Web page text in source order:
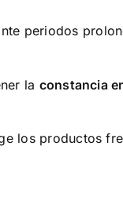
periodos
la constancia
los productos